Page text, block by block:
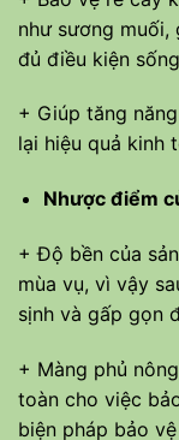
như sương
đủ điều kiện
+ Giúp tăng
lại hiệu quả kinh
Nhược điểm
+ Độ bền của
mùa vụ, vì vậy
sịnh và gấp gọn
+ Màng phủ
toàn cho việc
biện pháp bảo